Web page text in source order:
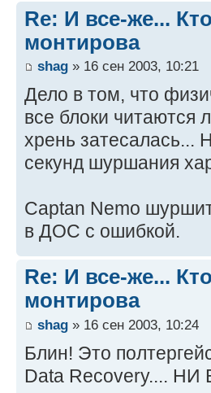
Re: И все-же...
монтирова
shag » 16 сен 2003, 10:21
Дело в том, что
все блоки читаются
хрень затесалась...
секунд шуршания
Captan Nemo
в ДОС с ошибкой.
Re: И все-же...
монтирова
shag » 16 сен 2003, 10:24
Блин! Это
Data Recovery....